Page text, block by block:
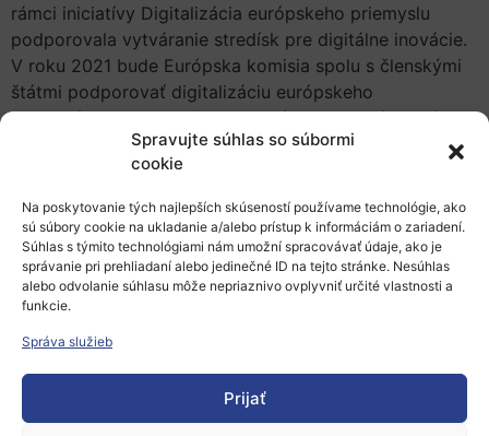
Spravujte súhlas so súbormi
cookie
Na poskytovanie tých najlepších skúseností používame technológie, ako
sú súbory cookie na ukladanie a/alebo prístup k informáciám o zariadení.
Súhlas s týmito technológiami nám umožní spracovávať údaje, ako je
správanie pri prehliadaní alebo jedinečné ID na tejto stránke. Nesúhlas
alebo odvolanie súhlasu môže nepriaznivo ovplyvniť určité vlastnosti a
funkcie.
Správa služieb
Prijať
rámci iniciatívy Digitalizácia európskeho priemyslu
podporovala vytváranie stredísk pre digitálne inovácie.
V roku 2021 bude Európska komisia spolu s členskými
štátmi podporovať digitalizáciu európskeho
hospodárstva a spoločnosti. Európske centrá digitálnej
inovácie sú novým dielom skladačky krajín nášho
priemyslu a našej ekonomiky. To, ako zapadnú do
týchto krajín a ako ich bude podporovať program
Digitálna Európa, bude jadrom tejto konferencie.
Toto podujatie bude mať 4 tematické okruhy a jeden
sieťový, všetky online: „európske ekosystémy EDIH“,
„program Digitálna Európa“, „implementácia iniciatívy
EDIH“ a „funkčný EDIH“. Najdôležitejšie je, že
konferencia sa bude zaoberať budúcou výzvou pre
EDIH v rámci iniciatív DEP.